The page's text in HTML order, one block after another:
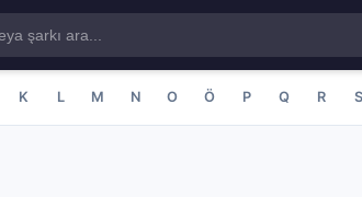
K L M N O Ö P Q R S